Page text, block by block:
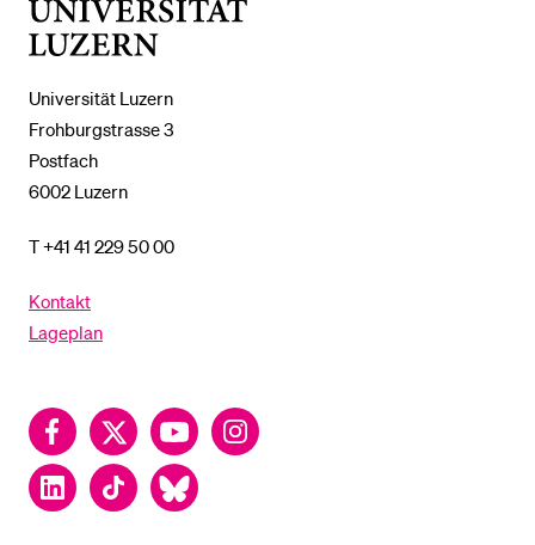
Universität Luzern
Frohburgstrasse 3
Postfach
6002 Luzern
T +41 41 229 50 00
Kontakt
Lageplan
FacebookTwitter YouTubeInstagram
LinkedInTikTok Bluesky